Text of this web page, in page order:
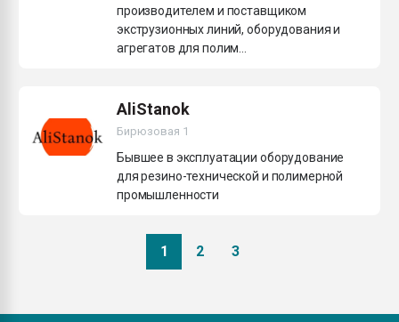
производителем и поставщиком
экструзионных линий, оборудования и
агрегатов для полим...
AliStanok
Бирюзовая 1
Бывшее в эксплуатации оборудование
для резино-технической и полимерной
промышленности
1 2 3